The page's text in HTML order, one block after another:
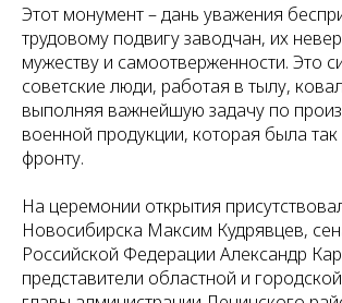
Этот монумент – дань уважения
трудовому подвигу заводчан, их
мужеству и самоотверженности. Это
советские люди, работая в тылу,
выполняя важнейшую задачу по
военной продукции, которая была
фронту.
На церемонии открытия
Новосибирска Максим Кудрявцев,
Российской Федерации Александр
представители областной и